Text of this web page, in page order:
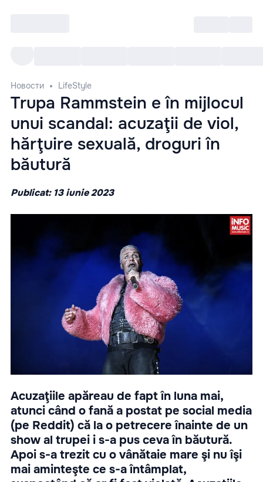
Новости LifeStyle
Trupa Rammstein e în mijlocul
unui scandal: acuzaţii de viol,
hărţuire sexuală, droguri în
băutură
Publicat: 13 iunie 2023
Acuzaţiile apăreau de fapt în luna mai,
atunci când o fană a postat pe social media
(pe Reddit) că la o petrecere înainte de un
show al trupei i s-a pus ceva în băutură.
Apoi s-a trezit cu o vânătaie mare şi nu îşi
mai aminteşte ce s-a întâmplat,